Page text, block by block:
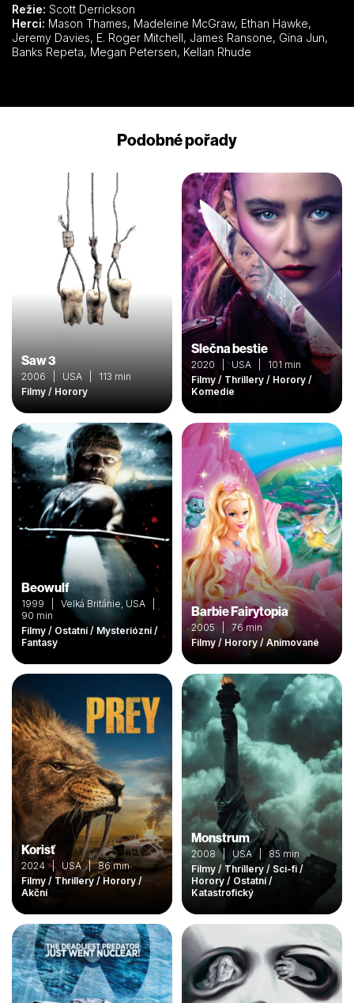
Režie: Scott Derrickson
Herci:
Jeremy Davies, E. Roger Mitchell, James Ransone, Gina Jun,
Banks Repeta, Megan Petersen, Kellan Rhude
Podobné pořady
Saw 3
2006 | USA | 113 min
Filmy / Horory
Slečna bestie
2020 | USA | 101 min
Filmy / Thrillery / Horory /
Komedie
Beowulf
1999 | Velká Británie, USA |
90 min
Filmy / Ostatní / Mysteriózní /
Fantasy
Barbie Fairytopia
2005 | 76 min
Filmy / Horory / Animované
Korisť
2024 | USA | 86 min
Filmy / Thrillery / Horory /
Akční
Monstrum
2008 | USA | 85 min
Filmy / Thrillery / Sci-fi /
Horory / Ostatní /
Katastrofický